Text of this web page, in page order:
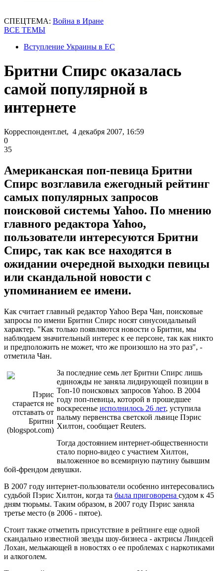
СПЕЦТЕМА: Война в Иране
ВСЕ ТЕМЫ
Вступление Украины в ЕС
Бритни Спирс оказалась
самой популярной в
интернете
Корреспондент.net, 4 декабря 2007, 16:59
0
35
Американская поп-певица Бритни
Спирс возглавила ежегодный рейтинг
самых популярных запросов
поисковой системы Yahoo. По мнению
главного редактора Yahoo,
пользователи интересуются Бритни
Спирс, так как все находятся в
ожидании очередной выходки певицы
или скандальной новости с
упоминанием ее имени.
Как считает главный редактор Yahoo Вера Чан, поисковые
запросы по имени Бритни Спирс носят синусоидальный
характер. "Как только появляются новости о Бритни, мы
наблюдаем значительный интерес к ее персоне, так как никто
и предположить не может, что же произошло на это раз", -
отметила Чан.
Пэрис
старается не
отставать от
Бритни
(blogspot.com)
За последние семь лет Бритни Спирс лишь
единожды не заняла лидирующей позиции в
Топ-10 поисковых запросов Yahoo. В 2004
году поп-певица, которой в прошедшее
воскресенье исполнилось 26 лет, уступила
пальму первенства светской львице Пэрис
Хилтон, сообщает Reuters.
Тогда достоянием интернет-общественности
стало порно-видео с участием Хилтон,
выложенное во всемирную паутину бывшим
бой-френдом девушки.
В 2007 году интернет-пользователи особенно интересовались
судьбой Пэрис Хилтон, когда та была приговорена судом к 45
дням тюрьмы. Таким образом, в 2007 году Пэрис заняла
третье место (в 2006 - пятое).
Стоит также отметить присутствие в рейтинге еще одной
скандально известной звезды шоу-бизнеса - актрисы Линдсей
Лохан, мелькающей в новостях о ее проблемах с наркотиками
и алкоголем.